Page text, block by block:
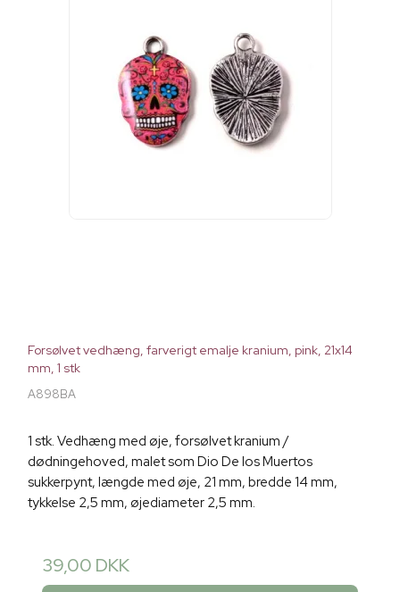
Forsølvet vedhæng, farverigt emalje kranium, pink, 21x14
mm, 1 stk
A898BA
1 stk. Vedhæng med øje, forsølvet kranium /
dødningehoved, malet som Dio De los Muertos
sukkerpynt, længde med øje, 21 mm, bredde 14 mm,
tykkelse 2,5 mm, øjediameter 2,5 mm.
39,00 DKK